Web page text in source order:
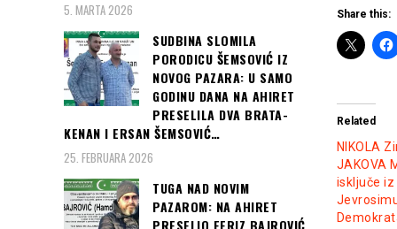
Share this:
Related
NIKOLA
JAKOVA
isključe iz
5. MARTA 2026
SUDBINA SLOMILA
PORODICU ŠEMSOVIĆ IZ
NOVOG PAZARA: U SAMO
GODINU DANA NA AHIRET
PRESELILA DVA BRATA-
KENAN I ERSAN ŠEMSOVIĆ…
25. FEBRUARA 2026
TUGA NAD NOVIM
PAZAROM: NA AHIRET